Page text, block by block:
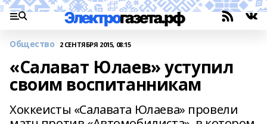
Общество 2 СЕНТЯБРЯ 2015, 08:15
«Салават Юлаев» уступил
своим воспитанникам
Хоккеисты «Салавата Юлаева» провели